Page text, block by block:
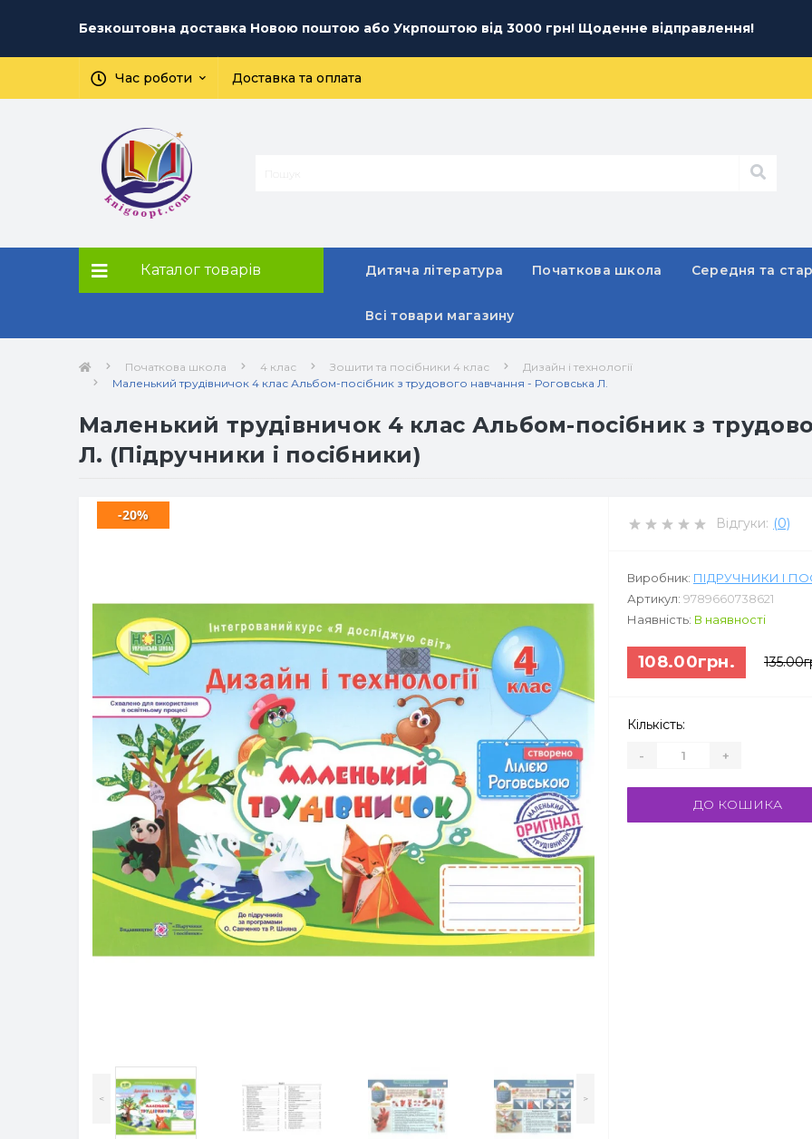
Безкоштовна доставка Новою поштою або Укрпоштою від 3000 грн! Щоденне відправлення!
Час роботи Доставка та оплата
Каталог товарів Дитяча література Початкова школа Середня та
Всі товари магазину
Початкова школа 4 клас Зошити та посібники 4 клас
Дизайн і технології
Маленький трудівничок 4 клас Альбом-посібник з трудового навчання - Роговська Л.
Маленький трудівничок 4 клас Альбом-посібник з
Л. (Підручники і посібники)
-20%
< >
Відгуки: (0)
Виробник: ПІДРУЧНИКИ І
Артикул: 9789660738621
Наявність: В наявності
108.00грн.
Кількість:
- +
ДО КОШИКА